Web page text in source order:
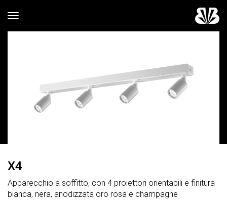
Toggle navigation
X4
Apparecchio a soffitto, con 4 proiettori orientabili e finitura
bianca, nera, anodizzata oro rosa e champagne